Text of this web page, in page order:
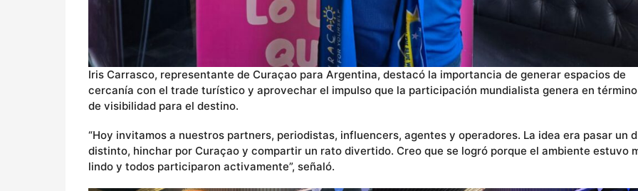
Iris Carrasco, representante de Curaçao para Argentina, destacó la importancia de generar espacios de
cercanía con el trade turístico y aprovechar el impulso que la participación mundialista genera en
de visibilidad para el destino.
“Hoy invitamos a nuestros partners, periodistas, influencers, agentes y operadores. La idea era pasar un
distinto, hinchar por Curaçao y compartir un rato divertido. Creo que se logró porque el ambiente estuvo
lindo y todos participaron activamente”, señaló.